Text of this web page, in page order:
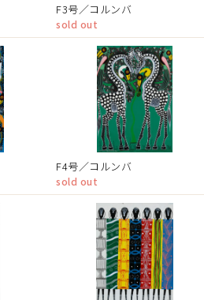
F3号／コルンバ
sold out
F4号／コルンバ
sold out